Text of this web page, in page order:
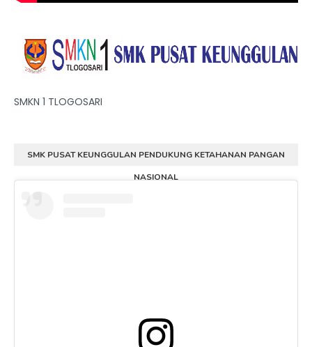
SMKN 1 TLOGOSARI
SMK PUSAT KEUNGGULAN PENDUKUNG KETAHANAN PANGAN
NASIONAL